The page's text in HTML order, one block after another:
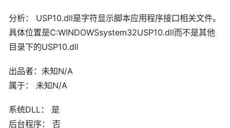
分析： USP10.dll是字符显示脚本应用程序接口相关文件。
具体位置是C:WINDOWSsystem32USP10.dll而不是其他
目录下的USP10.dll
出品者：未知N/A
属于： 未知N/A
系统DLL： 是
后台程序： 否